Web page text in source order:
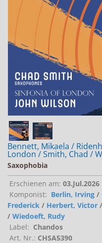
Jobs bei Naxos
Naxos Deutschland Blog
Naxos weltweit
Bennett, Mikaela /
London / Smith, Chad /
Saxophobia
Erschienen am: 03.Jul.2026
Komponist: Berlin, Irving /
Frederick / Herbert, Victor /
/ Wiedoeft, Rudy
Label: Chandos
Art. Nr.: CHSA5390